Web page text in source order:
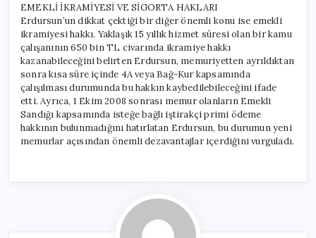
EMEKLİ İKRAMİYESİ VE SİGORTA HAKLARI
Erdursun’un dikkat çektiği bir diğer önemli konu ise emekli
ikramiyesi hakkı. Yaklaşık 15 yıllık hizmet süresi olan bir kamu
çalışanının 650 bin TL civarında ikramiye hakkı
kazanabileceğini belirten Erdursun, memuriyetten ayrıldıktan
sonra kısa süre içinde 4A veya Bağ-Kur kapsamında
çalışılması durumunda bu hakkın kaybedilebileceğini ifade
etti. Ayrıca, 1 Ekim 2008 sonrası memur olanların Emekli
Sandığı kapsamında isteğe bağlı iştirakçi primi ödeme
hakkının bulunmadığını hatırlatan Erdursun, bu durumun yeni
memurlar açısından önemli dezavantajlar içerdiğini vurguladı.